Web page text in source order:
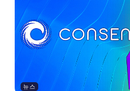
뉴스